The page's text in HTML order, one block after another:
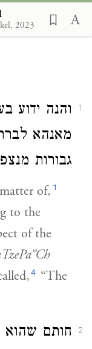
2023
1
והנה ידוע
מאנהא
גבורות
of, 1
to the
of the
4 “The
2
חותם שהוא